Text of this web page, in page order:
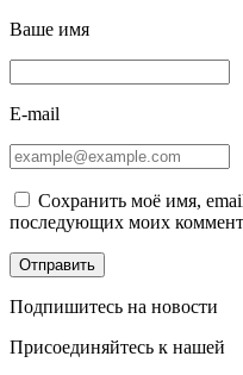
Ваше имя
E-mail
Сохранить моё имя,
последующих моих
Подпишитесь на новости
Присоединяйтесь к нашей